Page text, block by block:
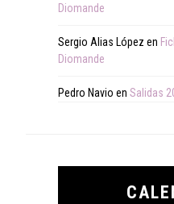
Diomande
Sergio Alias López en
Diomande
Pedro Navio en Salidas